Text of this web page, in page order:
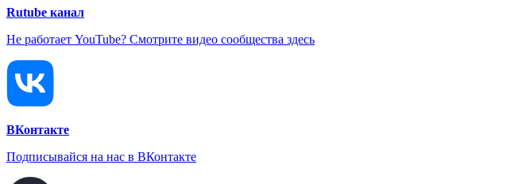
Rutube канал
Не работает YouTube? Смотрите видео сообщества здесь
ВКонтакте
Подписывайся на нас в ВКонтакте